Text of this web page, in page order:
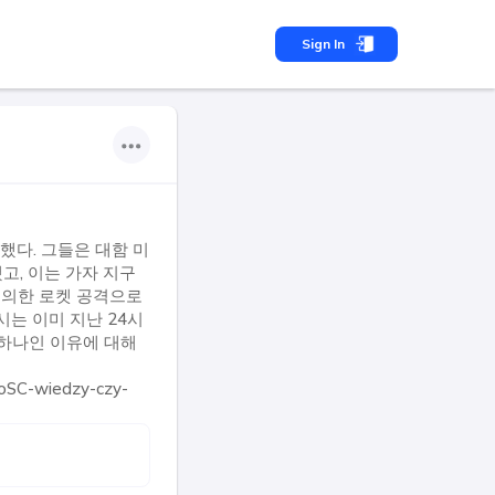
Sign In
다. 그들은 대함 미
, 이는 가자 지구
한 로켓 공격으로
는 이미 지난 24시
나인 이유에 대해
wiedzy-czy-